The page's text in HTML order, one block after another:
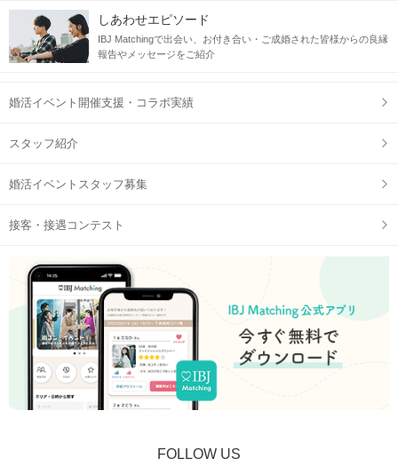
しあわせエピソード
IBJ Matchingで出会い、お付き合い・ご成婚された皆様からの良縁
報告やメッセージをご紹介
婚活イベント開催支援・コラボ実績
スタッフ紹介
婚活イベントスタッフ募集
接客・接遇コンテスト
FOLLOW US